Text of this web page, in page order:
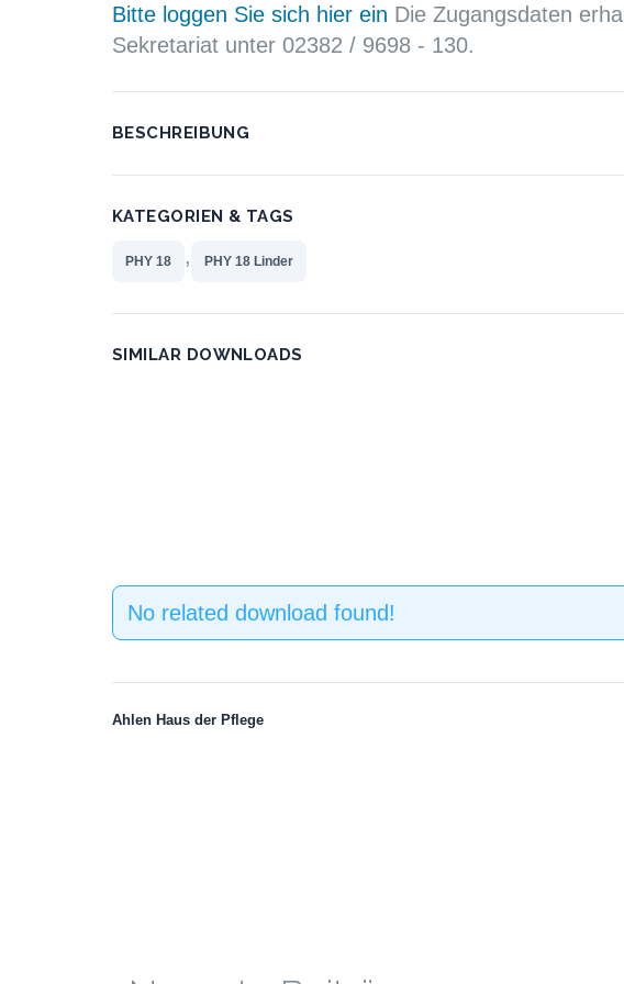
Bitte loggen Sie sich hier ein Die Zugangsdaten
Sekretariat unter 02382 / 9698 - 130.
BESCHREIBUNG
KATEGORIEN & TAGS
PHY 18 , PHY 18 Linder
SIMILAR DOWNLOADS
No related download found!
Ahlen Haus der Pflege